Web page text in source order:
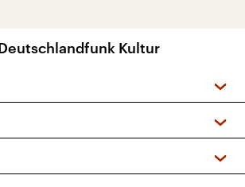
Kultur
und Podcasts
(UKW + DAB+)